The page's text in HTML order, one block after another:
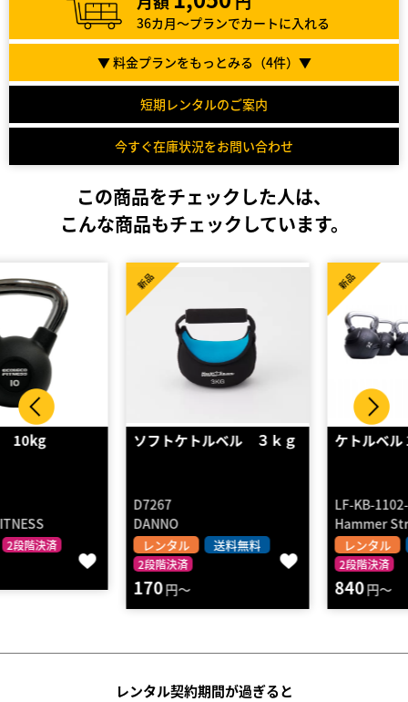
36カ月～プランでカートに入れる
▼ 料金プランをもっとみる（4件）▼
短期レンタルのご案内
今すぐ在庫状況をお問い合わせ
この商品をチェックした人は、
こんな商品もチェックしています。
ソフトケトルベル ３ｋｇ
DANNO
レンタル 送料無料
新品
170円～
ケトルベル 12㎏
レンタル 送料無料
レンタル契約期間が過ぎると